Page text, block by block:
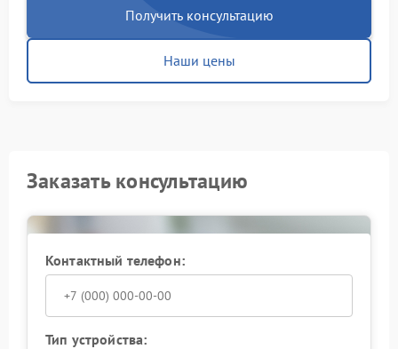
Получить консультацию
Наши цены
Заказать консультацию
Контактный телефон:
Тип устройства: